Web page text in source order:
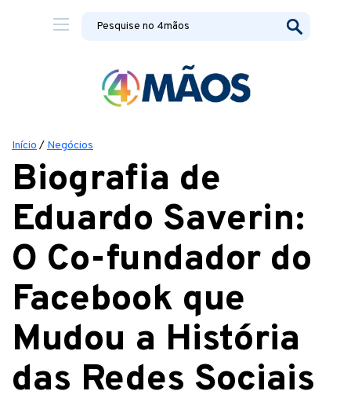
Início / Negócios
Biografia de
Eduardo Saverin:
O Co-fundador do
Facebook que
Mudou a História
das Redes Sociais